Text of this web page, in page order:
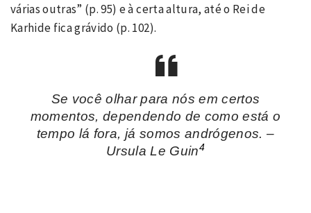
várias outras” (p. 95) e à certa altura, até o Rei de
Karhide fica grávido (p. 102).
Se você olhar para nós em certos
momentos, dependendo de como está o
tempo lá fora, já somos andrógenos. –
Ursula Le Guin4